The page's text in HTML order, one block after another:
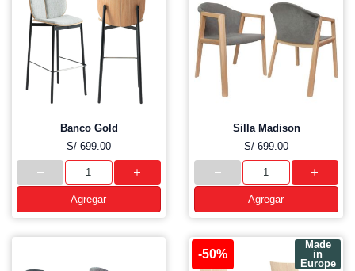
Banco Gold
S/ 699.00
Agregar
Silla Madison
S/ 699.00
Agregar
-50%
Made
in
Europe